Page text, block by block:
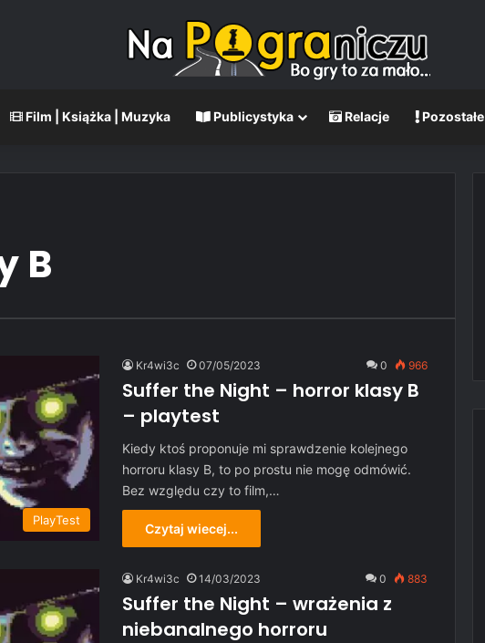
Film | Książka | Muzyka Publicystyka Relacje Pozostałe
B
PlayTest
Kr4wi3c 07/05/2023 0 966
Suffer the Night – horror klasy B
– playtest
Kiedy ktoś proponuje mi sprawdzenie kolejnego
horroru klasy B, to po prostu nie mogę odmówić.
Bez względu czy to film,…
Czytaj wiecej...
Kr4wi3c 14/03/2023 0 883
Suffer the Night – wrażenia z
niebanalnego horroru